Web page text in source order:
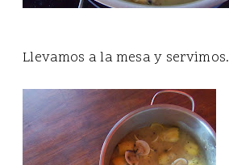
Llevamos a la mesa y servimos.